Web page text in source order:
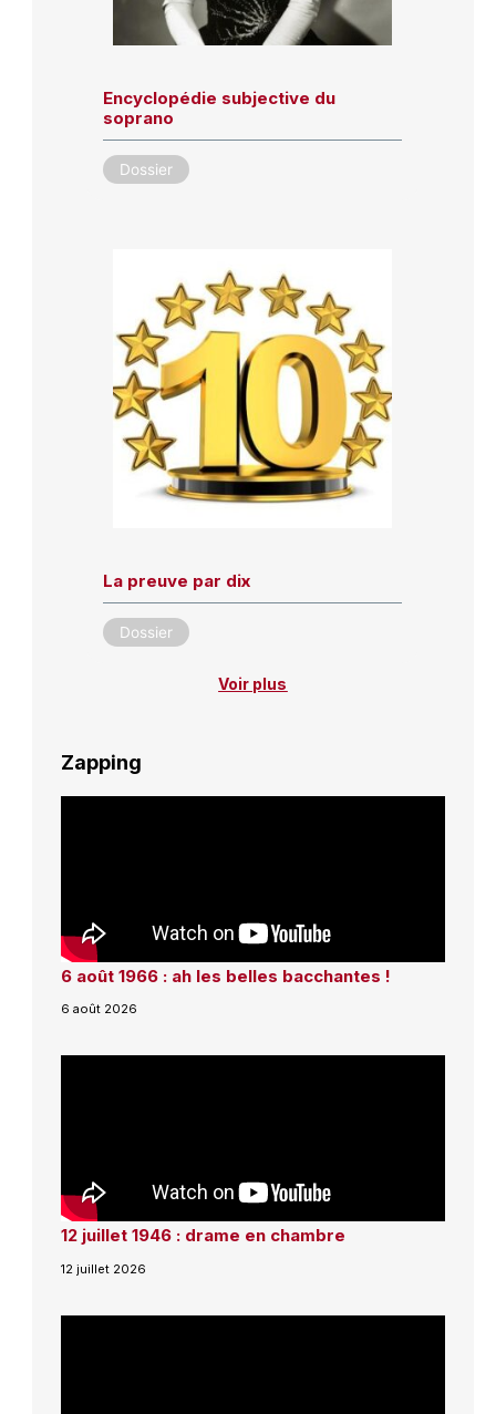
Encyclopédie subjective du
soprano
Dossier
La preuve par dix
Dossier
Voir plus
Zapping
6 août 1966 : ah les belles bacchantes !
6 août 2026
12 juillet 1946 : drame en chambre
12 juillet 2026